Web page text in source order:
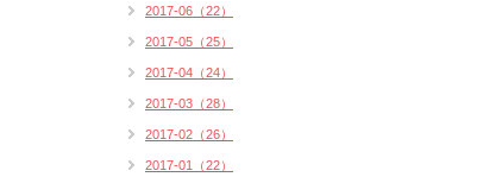
2017-06（22）
2017-05（25）
2017-04（24）
2017-03（28）
2017-02（26）
2017-01（22）